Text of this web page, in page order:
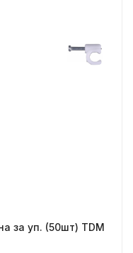
за уп. (50шт) TDM